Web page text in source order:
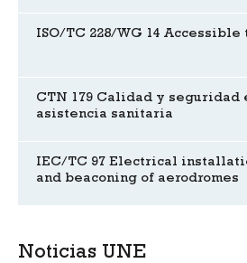
ISO/TC 228/WG 14 Accessible
CTN 179 Calidad y seguridad
asistencia sanitaria
IEC/TC 97 Electrical
and beaconing of aerodromes
Noticias UNE